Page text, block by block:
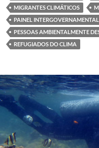
MIGRANTES CLIMÁTICOS
PAINEL
PESSOAS AMBIENTALMENTE
REFUGIADOS DO CLIMA